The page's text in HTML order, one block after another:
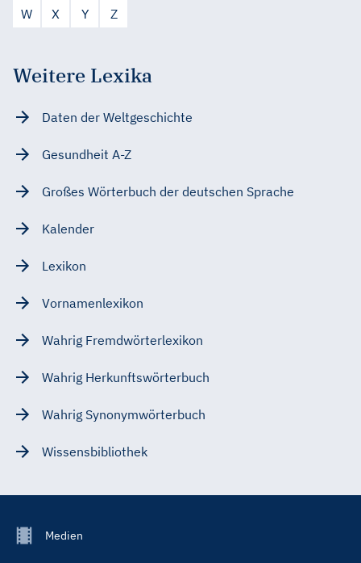
W
X Y Z
Weitere Lexika
Daten der Weltgeschichte
Gesundheit A-Z
Großes Wörterbuch der deutschen Sprache
Kalender
Lexikon
Vornamenlexikon
Wahrig Fremdwörterlexikon
Wahrig Herkunftswörterbuch
Wahrig Synonymwörterbuch
Wissensbibliothek
FooterMedien